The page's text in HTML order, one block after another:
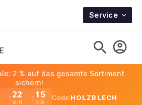
Service
22 15
2 % auf das gesamte Sortiment
sichern!
Code:HOLZBLECH